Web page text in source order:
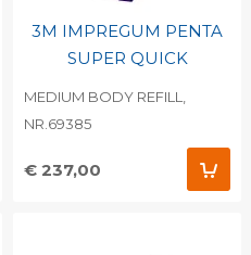
3M IMPREGUM PENTA
SUPER QUICK
MEDIUM BODY REFILL,
NR.69385
€ 237,00